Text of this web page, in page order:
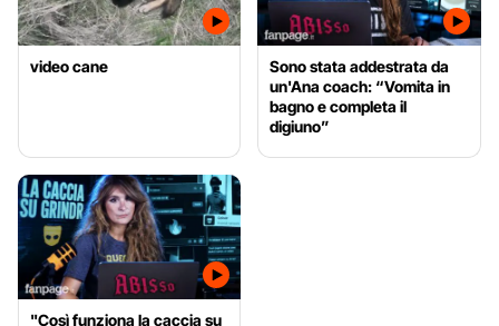
video cane
Sono stata addestrata da
un'Ana coach: “Vomita in
bagno e completa il
digiuno”
"Così funziona la caccia su